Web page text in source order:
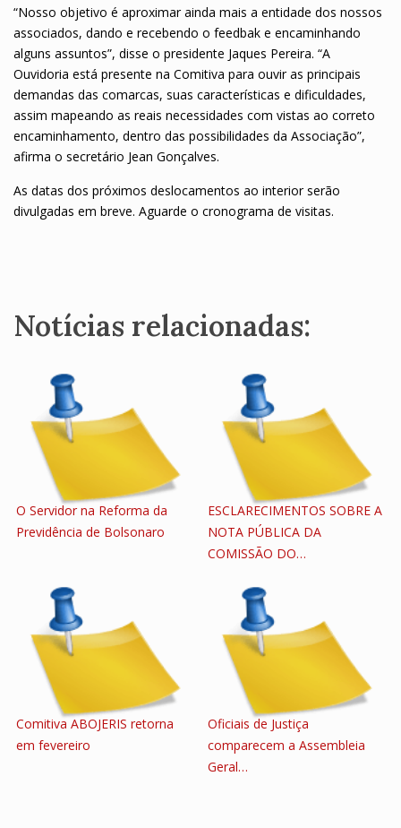
“Nosso objetivo é aproximar ainda mais a entidade dos nossos
associados, dando e recebendo o feedbak e encaminhando
alguns assuntos”, disse o presidente Jaques Pereira. “A
Ouvidoria está presente na Comitiva para ouvir as principais
demandas das comarcas, suas características e dificuldades,
assim mapeando as reais necessidades com vistas ao correto
encaminhamento, dentro das possibilidades da Associação”,
afirma o secretário Jean Gonçalves.
As datas dos próximos deslocamentos ao interior serão
divulgadas em breve. Aguarde o cronograma de visitas.
Notícias relacionadas:
O Servidor na Reforma da
Previdência de Bolsonaro
ESCLARECIMENTOS SOBRE A
NOTA PÚBLICA DA
COMISSÃO DO…
Comitiva ABOJERIS retorna
em fevereiro
Oficiais de Justiça
comparecem a Assembleia
Geral…